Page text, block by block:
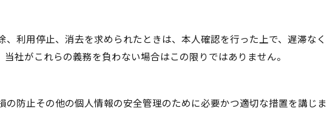
利用停止、消去を求められたときは、本人確認を行った上で、遅滞な
社がこれらの義務を負わない場合はこの限りではありません。
防止その他の個人情報の安全管理のために必要かつ適切な措置を講じま